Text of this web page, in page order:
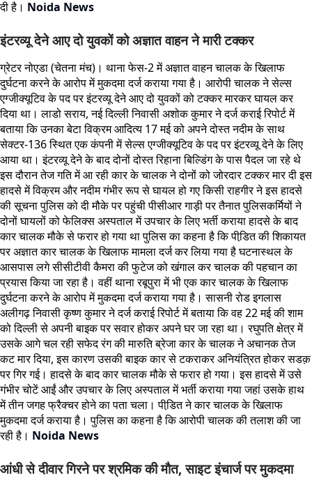
दी है। Noida News
इंटरव्यू देने आए दो युवकों को अज्ञात वाहन ने मारी टक्कर
ग्रेटर नोएडा (चेतना मंच)। थाना फेस-2 में अज्ञात वाहन चालक के खिलाफ
दुर्घटना करने के आरोप में मुकदमा दर्ज कराया गया है। आरोपी चालक ने सेल्स
एग्जीक्यूटिव के पद पर इंटरव्यू देने आए दो युवकों को टक्कर मारकर घायल कर
दिया था। लाडो सराय, नई दिल्ली निवासी अशोक कुमार ने दर्ज कराई रिपोर्ट में
बताया कि उनका बेटा विक्रम आदित्य 17 मई को अपने दोस्त नदीम के साथ
सेक्टर-136 स्थित एक कंपनी में सेल्स एग्जीक्यूटिव के पद पर इंटरव्यू देने के लिए
आया था। इंटरव्यू देने के बाद दोनों दोस्त रिहाना बिल्डिंग के पास पैदल जा रहे थे
इस दौरान तेज गति में आ रही कार के चालक ने दोनों को जोरदार टक्कर मार दी इस
हादसे में विक्रम और नदीम गंभीर रूप से घायल हो गए किसी राहगीर ने इस हादसे
की सूचना पुलिस को दी मौके पर पहुंची पीसीआर गाड़ी पर तैनात पुलिसकर्मियों ने
दोनों घायलों को फेलिक्स अस्पताल में उपचार के लिए भर्ती कराया हादसे के बाद
कार चालक मौके से फरार हो गया था पुलिस का कहना है कि पीडि़त की शिकायत
पर अज्ञात कार चालक के खिलाफ मामला दर्ज कर लिया गया है घटनास्थल के
आसपास लगे सीसीटीवी कैमरा की फुटेज को खंगाल कर चालक की पहचान का
प्रयास किया जा रहा है। वहीं थाना रबूपुरा में भी एक कार चालक के खिलाफ
दुर्घटना करने के आरोप में मुकदमा दर्ज कराया गया है। सासनी रोड इगलास
अलीगढ़ निवासी कृष्ण कुमार ने दर्ज कराई रिपोर्ट में बताया कि वह 22 मई की शाम
को दिल्ली से अपनी बाइक पर सवार होकर अपने घर जा रहा था। रघुपति क्षेत्र में
उसके आगे चल रही सफेद रंग की मारुति ब्रेजा कार के चालक ने अचानक तेज
कट मार दिया, इस कारण उसकी बाइक कार से टकराकर अनियंत्रित होकर सडक़
पर गिर गई। हादसे के बाद कार चालक मौके से फरार हो गया। इस हादसे में उसे
गंभीर चोटें आईं और उपचार के लिए अस्पताल में भर्ती कराया गया जहां उसके हाथ
में तीन जगह फ्रैक्चर होने का पता चला। पीडि़त ने कार चालक के खिलाफ
मुकदमा दर्ज कराया है। पुलिस का कहना है कि आरोपी चालक की तलाश की जा
रही है। Noida News
आंधी से दीवार गिरने पर श्रमिक की मौत, साइट इंचार्ज पर मुकदमा